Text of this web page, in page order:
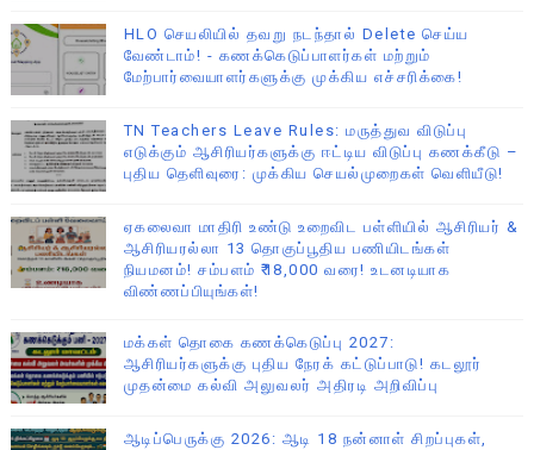
HLO செயலியில் தவறு நடந்தால் Delete செய்ய
வேண்டாம்! - கணக்கெடுப்பாளர்கள் மற்றும்
மேற்பார்வையாளர்களுக்கு முக்கிய எச்சரிக்கை!
TN Teachers Leave Rules: மருத்துவ விடுப்பு
எடுக்கும் ஆசிரியர்களுக்கு ஈட்டிய விடுப்பு கணக்கீடு –
புதிய தெளிவுரை: முக்கிய செயல்முறைகள் வெளியீடு!
ஏகலைவா மாதிரி உண்டு உறைவிட பள்ளியில் ஆசிரியர் &
ஆசிரியரல்லா 13 தொகுப்பூதிய பணியிடங்கள்
நியமனம்! சம்பளம் ₹18,000 வரை! உடனடியாக
விண்ணப்பியுங்கள்!
மக்கள் தொகை கணக்கெடுப்பு 2027:
ஆசிரியர்களுக்கு புதிய நேரக் கட்டுப்பாடு! கடலூர்
முதன்மை கல்வி அலுவலர் அதிரடி அறிவிப்பு
ஆடிப்பெருக்கு 2026: ஆடி 18 நன்னாள் சிறப்புகள்,